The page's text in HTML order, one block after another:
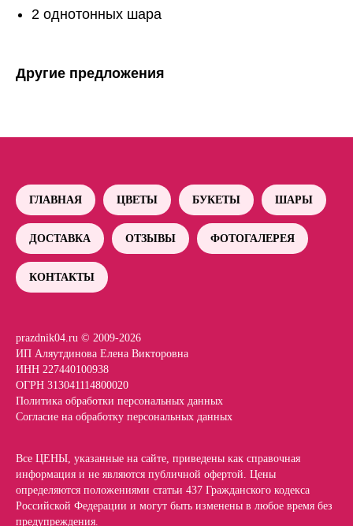
2 однотонных шара
Другие предложения
ГЛАВНАЯ ЦВЕТЫ БУКЕТЫ ШАРЫ
ДОСТАВКА ОТЗЫВЫ ФОТОГАЛЕРЕЯ
КОНТАКТЫ
prazdnik04.ru © 2009-2026
ИП Аляутдинова Елена Викторовна
ИНН 227440100938
ОГРН 313041114800020
Политика обработки персональных данных
Согласие на обработку персональных данных
Все ЦЕНЫ, указанные на сайте, приведены как справочная
информация и не являются публичной офертой. Цены
определяются положениями статьи 437 Гражданского кодекса
Российской Федерации и могут быть изменены в любое время без
предупреждения.